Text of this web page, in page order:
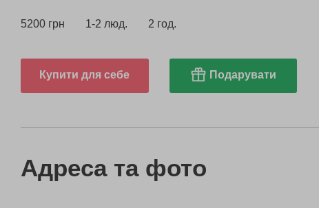
5200 грн 1-2 люд. 2 год.
Купити для себе Подарувати
Адреса та фото